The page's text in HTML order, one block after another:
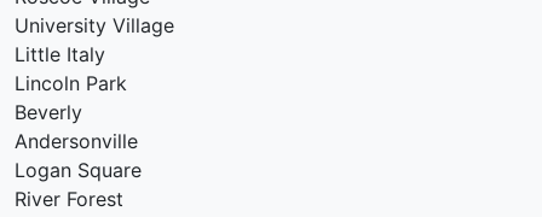
University Village
Little Italy
Lincoln Park
Beverly
Andersonville
Logan Square
River Forest